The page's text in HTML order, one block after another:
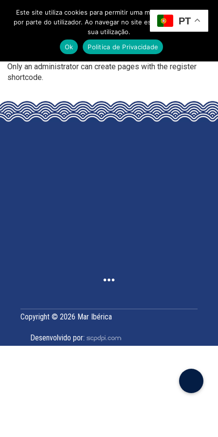
Toggle Menu
Only an administrator can create pages with the register
shortcode.
Copyright © 2026 Mar Ibérica
Desenvolvido por:
PT
Este site utiliza cookies para permitir uma melhor experiência
por parte do utilizador. Ao navegar no site estará a consentir a
sua utilização.
Ok
Politica de Privacidade